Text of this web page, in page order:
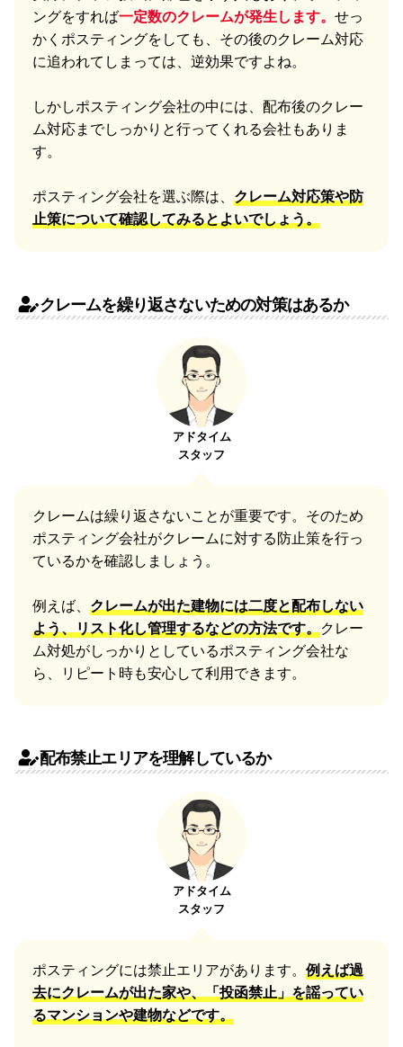
ングをすれば一定数のクレームが発生します。 せっ
かくポスティングをしても、その後のクレーム対応
に追われてしまっては、逆効果ですよね。
しかしポスティング会社の中には、配布後のクレー
ム対応までしっかりと行ってくれる会社もありま
す。
ポスティング会社を選ぶ際は、 クレーム対応策や防
止策について確認してみるとよいでしょう。
クレームを繰り返さないための対策はあるか
クレームは繰り返さないことが重要です。そのため
ポスティング会社がクレームに対する防止策を行っ
ているかを確認しましょう。
例えば、 クレームが出た建物には二度と配布しない
よう、リスト化し管理するなどの方法です。クレー
ム対処がしっかりとしているポスティング会社な
ら、リピート時も安心して利用できます。
アドタイム
スタッフ
配布禁止エリアを理解しているか
ポスティングには禁止エリアがあります。 例えば過
去にクレームが出た家や、「投函禁止」を謡ってい
るマンションや建物などです。
アドタイム
スタッフ